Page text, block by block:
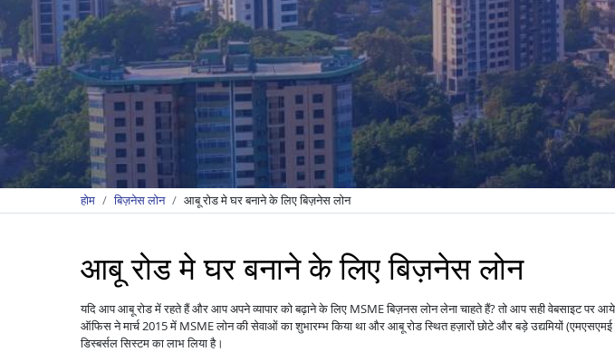
होम बिज़नेस लोन आबू रोड मे घर बनाने के लिए बिज़नेस लोन
आबू रोड मे घर बनाने के लिए बिज़नेस लोन
यदि आप आबू रोड में रहते हैं और आप अपने व्यापार को बढ़ाने के लिए MSME बिज़नस लोन लेना चाहते हैं? तो आप सही वेबसाइट पर
ऑफिस ने मार्च 2015 में MSME लोन की सेवाओं का शुभारम्भ किया था और आबू रोड स्थित हज़ारों छोटे और बड़े उद्यमियों
डिस्बर्सल सिस्टम का लाभ लिया है।